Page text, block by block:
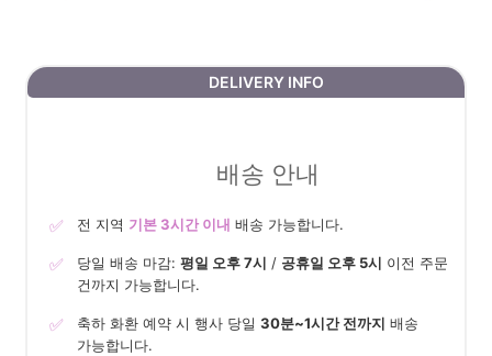
DELIVERY INFO
배송 안내
✅ 전 지역 기본 3시간 이내 배송 가능합니다.
✅ 당일 배송 마감: 평일 오후 7시 / 공휴일 오후 5시 이전 주문
건까지 가능합니다.
✅ 축하 화환 예약 시 행사 당일 30분~1시간 전까지 배송
가능합니다.